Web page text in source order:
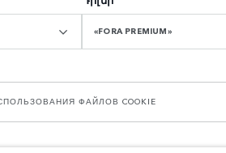
«FORA PREMIUM»
ФАЙЛОВ COOKIE